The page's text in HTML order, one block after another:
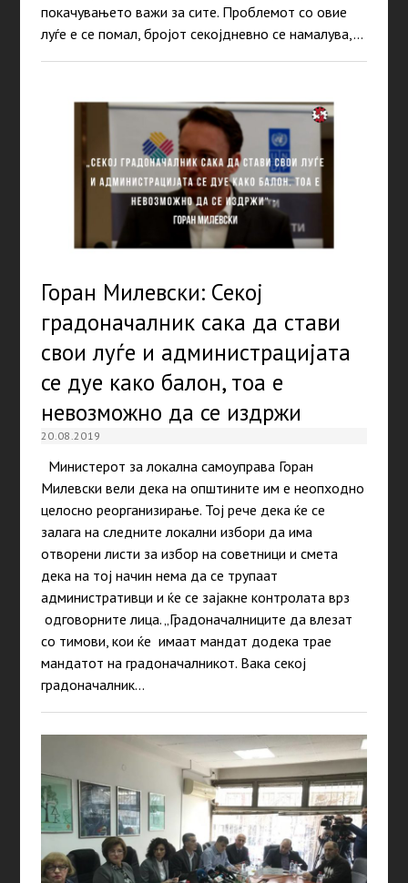
покачувањето важи за сите. Проблемот со овие
луѓе е се помал, бројот секојдневно се намалува,…
Горан Милевски: Секој
градоначалник сака да стави
свои луѓе и администрацијата
се дуе како балон, тоа е
невозможно да се издржи
20.08.2019
Министерот за локална самоуправа Горан
Милевски вели дека на општините им е неопходно
целосно реорганизирање. Тој рече дека ќе се
залага на следните локални избори да има
отворени листи за избор на советници и смета
дека на тој начин нема да се трупаат
административци и ќе се зајакне контролата врз
одговорните лица. „Градоначалниците да влезат
со тимови, кои ќе имаат мандат додека трае
мандатот на градоначалникот. Вака секој
градоначалник…